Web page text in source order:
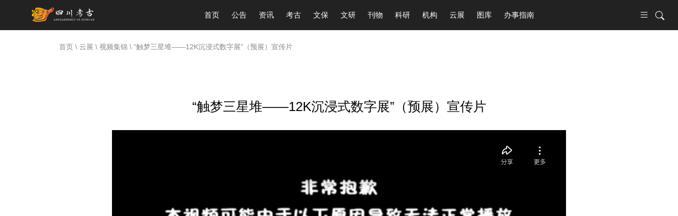
首页 公告 资讯 考古 文保 文研 刊物 科研 机构 云展 图库 办事指南
首页 \ 云展 \ 视频集锦 \ “触梦三星堆——12K沉浸式数字展”（预展）宣传片
“触梦三星堆——12K沉浸式数字展”（预展）宣传片